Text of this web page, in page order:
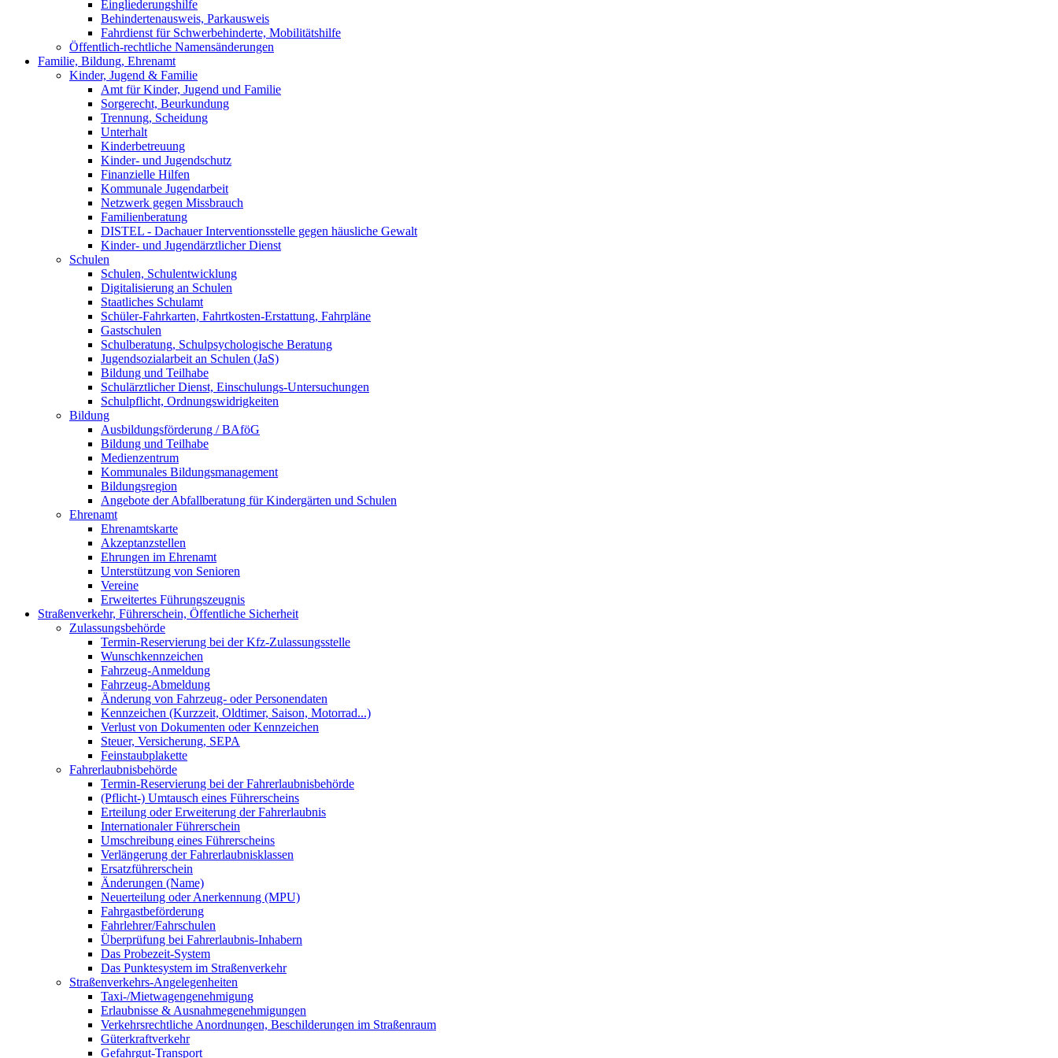
Eingliederungshilfe
Behindertenausweis, Parkausweis
Fahrdienst für Schwerbehinderte, Mobilitätshilfe
Öffentlich-rechtliche Namensänderungen
Familie, Bildung, Ehrenamt
Kinder, Jugend & Familie
Amt für Kinder, Jugend und Familie
Sorgerecht, Beurkundung
Trennung, Scheidung
Unterhalt
Kinderbetreuung
Kinder- und Jugendschutz
Finanzielle Hilfen
Kommunale Jugendarbeit
Netzwerk gegen Missbrauch
Familienberatung
DISTEL - Dachauer Interventionsstelle gegen häusliche Gewalt
Kinder- und Jugendärztlicher Dienst
Schulen
Schulen, Schulentwicklung
Digitalisierung an Schulen
Staatliches Schulamt
Schüler-Fahrkarten, Fahrtkosten-Erstattung, Fahrpläne
Gastschulen
Schulberatung, Schulpsychologische Beratung
Jugendsozialarbeit an Schulen (JaS)
Bildung und Teilhabe
Schulärztlicher Dienst, Einschulungs-Untersuchungen
Schulpflicht, Ordnungswidrigkeiten
Bildung
Ausbildungsförderung / BAföG
Bildung und Teilhabe
Medienzentrum
Kommunales Bildungsmanagement
Bildungsregion
Angebote der Abfallberatung für Kindergärten und Schulen
Ehrenamt
Ehrenamtskarte
Akzeptanzstellen
Ehrungen im Ehrenamt
Unterstützung von Senioren
Vereine
Erweitertes Führungszeugnis
Straßenverkehr, Führerschein, Öffentliche Sicherheit
Zulassungsbehörde
Termin-Reservierung bei der Kfz-Zulassungsstelle
Wunschkennzeichen
Fahrzeug-Anmeldung
Fahrzeug-Abmeldung
Änderung von Fahrzeug- oder Personendaten
Kennzeichen (Kurzzeit, Oldtimer, Saison, Motorrad...)
Verlust von Dokumenten oder Kennzeichen
Steuer, Versicherung, SEPA
Feinstaubplakette
Fahrerlaubnisbehörde
Termin-Reservierung bei der Fahrerlaubnisbehörde
(Pflicht-) Umtausch eines Führerscheins
Erteilung oder Erweiterung der Fahrerlaubnis
Internationaler Führerschein
Umschreibung eines Führerscheins
Verlängerung der Fahrerlaubnisklassen
Ersatzführerschein
Änderungen (Name)
Neuerteilung oder Anerkennung (MPU)
Fahrgastbeförderung
Fahrlehrer/Fahrschulen
Überprüfung bei Fahrerlaubnis-Inhabern
Das Probezeit-System
Das Punktesystem im Straßenverkehr
Straßenverkehrs-Angelegenheiten
Taxi-/Mietwagengenehmigung
Erlaubnisse & Ausnahmegenehmigungen
Verkehrsrechtliche Anordnungen, Beschilderungen im Straßenraum
Güterkraftverkehr
Gefahrgut-Transport